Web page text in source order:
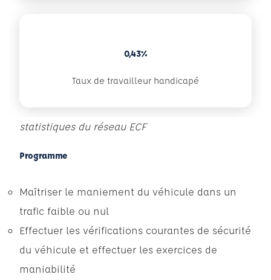
0,43%
Taux de travailleur handicapé
statistiques du réseau ECF
Programme
Maîtriser le maniement du véhicule dans un
trafic faible ou nul
Effectuer les vérifications courantes de sécurité
du véhicule et effectuer les exercices de
maniabilité